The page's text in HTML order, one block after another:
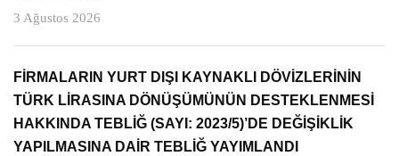
3 Ağustos 2026
FİRMALARIN YURT DIŞI KAYNAKLI DÖVİZLERİNİN
TÜRK LİRASINA DÖNÜŞÜMÜNÜN DESTEKLENMESİ
HAKKINDA TEBLİĞ (SAYI: 2023/5)’DE DEĞİŞİKLİK
YAPILMASINA DAİR TEBLİĞ YAYIMLANDI